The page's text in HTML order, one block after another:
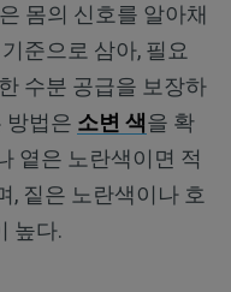
몸의 신호를 알아채
준으로 삼아, 필요
수분 공급을 보장하
방법은 소변 색 을 확
옅은 노란색이면 적
, 짙은 노란색이나 호
높다.